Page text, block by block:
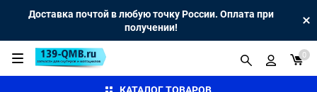
Доставка почтой в любую точку России. Оплата при
получении!
0